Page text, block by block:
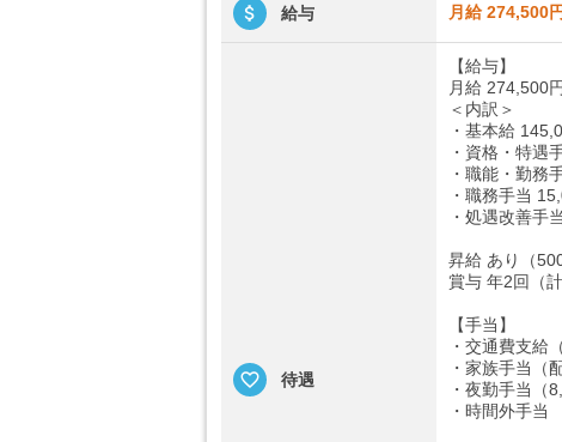
給与 月給 274,500
待遇
【給与】
月給 274,500
＜内訳＞
・基本給
・資格・特遇
・職能・勤務
・職務手当
・処遇改善手
昇給 あり（
賞与 年2回（
【手当】
・交通費支給
・家族手当（
・夜勤手当（
・時間外手当